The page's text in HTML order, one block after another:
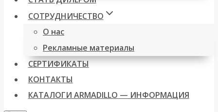
СОТРУДНИЧЕСТВО
О нас
Рекламные материалы
СЕРТИФИКАТЫ
КОНТАКТЫ
КАТАЛОГИ ARMADILLO — ИНФОРМАЦИЯ